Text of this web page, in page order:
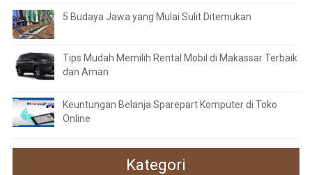
5 Budaya Jawa yang Mulai Sulit Ditemukan
Tips Mudah Memilih Rental Mobil di Makassar Terbaik
dan Aman
Keuntungan Belanja Sparepart Komputer di Toko
Online
Kategori